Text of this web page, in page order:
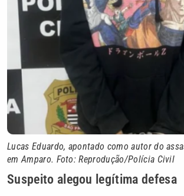
Lucas Eduardo, apontado como autor do
em Amparo. Foto: Reprodução/Polícia Civil
Suspeito alegou legítima defesa